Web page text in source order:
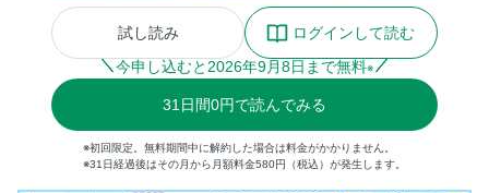
試し読み
ログインして読む
今申し込むと 2026年9月8日まで無料※
31 日間0円で読んでみる
※初回限定。無料期間中に解約した場合は料金がかかりません。
※31日経過後はその月から月額料金580円（税込）が発生します。